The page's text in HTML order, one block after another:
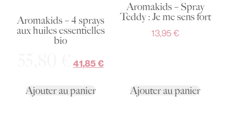
Aromakids – 4 sprays
aux huiles essentielles
bio
41,85€
Ajouter au panier
Aromakids – Spray
Teddy : Je me sens fort
13,95 €
Ajouter au panier